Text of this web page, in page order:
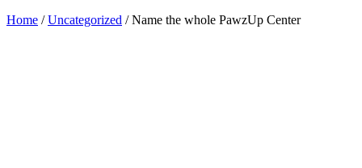
Home /Uncategorized / Name the whole PawzUp Center